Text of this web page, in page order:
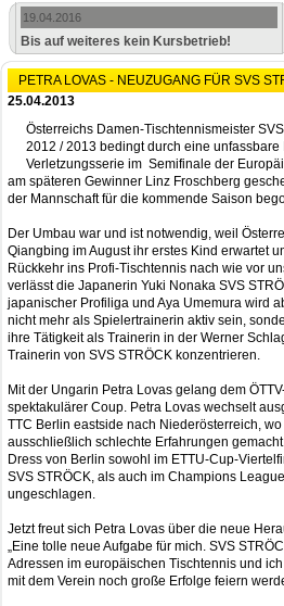
19.04.2016
Bis auf weiteres kein Kursbetrieb!
PETRA LOVAS - NEUZUGANG FÜR SVS
25.04.2013
Österreichs Damen-Tischtennismeister
2012 / 2013 bedingt durch eine unfassbare
Verletzungsserie im Semifinale der
am späteren Gewinner Linz Froschberg
der Mannschaft für die kommende Saison
Der Umbau war und ist notwendig, weil
Qiangbing im August ihr erstes Kind erwartet
Rückkehr ins Profi-Tischtennis nach wie vor
verlässt die Japanerin Yuki Nonaka SVS
japanischer Profiliga und Aya Umemura wird
nicht mehr als Spielertrainerin aktiv sein,
ihre Tätigkeit als Trainerin in der Werner
Trainerin von SVS STRÖCK konzentrieren.
Mit der Ungarin Petra Lovas gelang dem
spektakulärer Coup. Petra Lovas wechselt
TTC Berlin eastside nach Niederösterreich,
ausschließlich schlechte Erfahrungen
Dress von Berlin sowohl im ETTU-Cup-
SVS STRÖCK, als auch im Champions
ungeschlagen.
Jetzt freut sich Petra Lovas über die neue
„Eine tolle neue Aufgabe für mich. SVS
Adressen im europäischen Tischtennis und
mit dem Verein noch große Erfolge feiern